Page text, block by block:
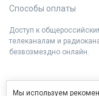
Способы оплаты
Доступ к
телеканалам и
безвозмездно онлайн.
Мы используем